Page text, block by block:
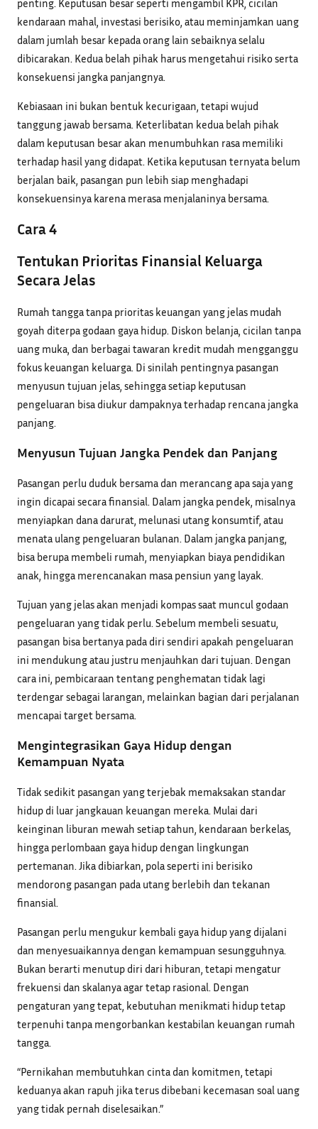
penting. Keputusan besar seperti mengambil KPR, cicilan
kendaraan mahal, investasi berisiko, atau meminjamkan uang
dalam jumlah besar kepada orang lain sebaiknya selalu
dibicarakan. Kedua belah pihak harus mengetahui risiko serta
konsekuensi jangka panjangnya.
Kebiasaan ini bukan bentuk kecurigaan, tetapi wujud
tanggung jawab bersama. Keterlibatan kedua belah pihak
dalam keputusan besar akan menumbuhkan rasa memiliki
terhadap hasil yang didapat. Ketika keputusan ternyata belum
berjalan baik, pasangan pun lebih siap menghadapi
konsekuensinya karena merasa menjalaninya bersama.
Cara 4
Tentukan Prioritas Finansial Keluarga
Secara Jelas
Rumah tangga tanpa prioritas keuangan yang jelas mudah
goyah diterpa godaan gaya hidup. Diskon belanja, cicilan tanpa
uang muka, dan berbagai tawaran kredit mudah mengganggu
fokus keuangan keluarga. Di sinilah pentingnya pasangan
menyusun tujuan jelas, sehingga setiap keputusan
pengeluaran bisa diukur dampaknya terhadap rencana jangka
panjang.
Menyusun Tujuan Jangka Pendek dan Panjang
Pasangan perlu duduk bersama dan merancang apa saja yang
ingin dicapai secara finansial. Dalam jangka pendek, misalnya
menyiapkan dana darurat, melunasi utang konsumtif, atau
menata ulang pengeluaran bulanan. Dalam jangka panjang,
bisa berupa membeli rumah, menyiapkan biaya pendidikan
anak, hingga merencanakan masa pensiun yang layak.
Tujuan yang jelas akan menjadi kompas saat muncul godaan
pengeluaran yang tidak perlu. Sebelum membeli sesuatu,
pasangan bisa bertanya pada diri sendiri apakah pengeluaran
ini mendukung atau justru menjauhkan dari tujuan. Dengan
cara ini, pembicaraan tentang penghematan tidak lagi
terdengar sebagai larangan, melainkan bagian dari perjalanan
mencapai target bersama.
Mengintegrasikan Gaya Hidup dengan
Kemampuan Nyata
Tidak sedikit pasangan yang terjebak memaksakan standar
hidup di luar jangkauan keuangan mereka. Mulai dari
keinginan liburan mewah setiap tahun, kendaraan berkelas,
hingga perlombaan gaya hidup dengan lingkungan
pertemanan. Jika dibiarkan, pola seperti ini berisiko
mendorong pasangan pada utang berlebih dan tekanan
finansial.
Pasangan perlu mengukur kembali gaya hidup yang dijalani
dan menyesuaikannya dengan kemampuan sesungguhnya.
Bukan berarti menutup diri dari hiburan, tetapi mengatur
frekuensi dan skalanya agar tetap rasional. Dengan
pengaturan yang tepat, kebutuhan menikmati hidup tetap
terpenuhi tanpa mengorbankan kestabilan keuangan rumah
tangga.
“Pernikahan membutuhkan cinta dan komitmen, tetapi
keduanya akan rapuh jika terus dibebani kecemasan soal uang
yang tidak pernah diselesaikan.”